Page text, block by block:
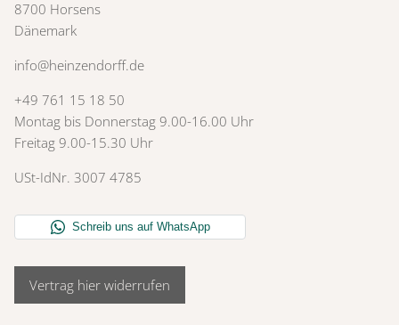
8700 Horsens
Dänemark
info@heinzendorff.de
+49 761 15 18 50
Montag bis Donnerstag 9.00-16.00 Uhr
Freitag 9.00-15.30 Uhr
USt-IdNr. 3007 4785
Vertrag hier widerrufen